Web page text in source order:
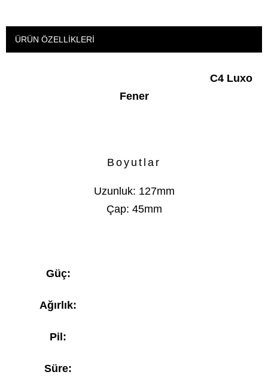
ÜRÜN ÖZELLIKLERI
C4 Luxo
Fener
Boyutlar
Uzunluk: 127mm
Çap: 45mm
Güç:
Ağırlık:
Pil:
Süre: